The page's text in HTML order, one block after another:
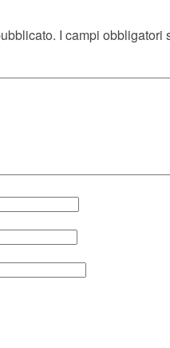
I campi obbligatori